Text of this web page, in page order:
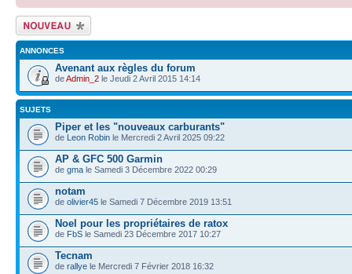
Ecrire un nouveau
sujet
ANNONCES
Avenant aux règles du forum
deAdmin_2 le Jeudi 2 Avril 2015 14:14
SUJETS
Piper et les "nouveaux carburants"
de Leon Robin le Mercredi 2 Avril 2025 09:22
AP & GFC 500 Garmin
de gma le Samedi 3 Décembre 2022 00:29
notam
de olivier45 le Samedi 7 Décembre 2019 13:51
Noel pour les propriétaires de ratox
de FbS le Samedi 23 Décembre 2017 10:27
Tecnam
de rallye le Mercredi 7 Février 2018 16:32